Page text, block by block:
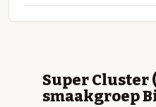
Super Cluster
smaakgroep